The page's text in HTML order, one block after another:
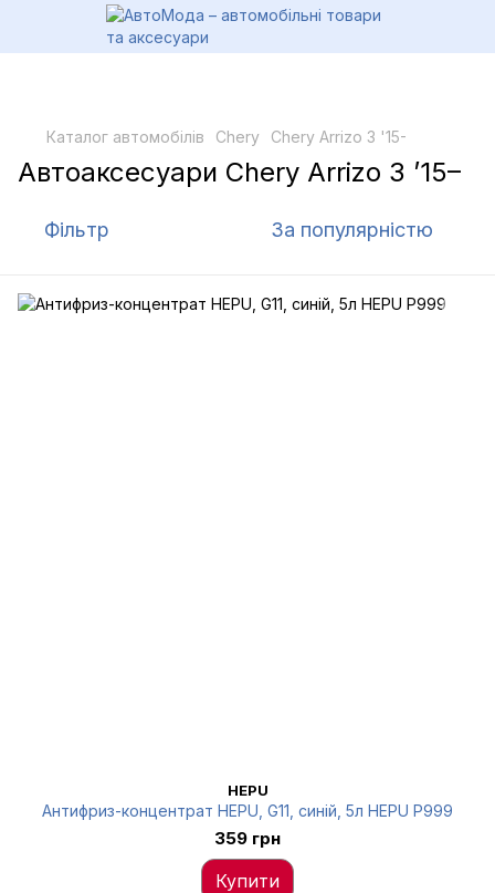
Каталог автомобілів Chery Chery Arrizo 3 '15-
Автоаксесуари Chery Arrizo 3 ’15–
Фільтр За популярністю
HEPU
Антифриз-концентрат HEPU, G11, синій, 5л HEPU P999
359 грн
Купити